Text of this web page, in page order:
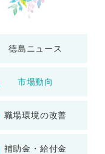
徳島ニュース
市場動向
職場環境の改善
補助金・給付金